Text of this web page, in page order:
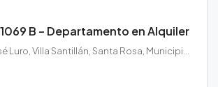
B – Departamento en Alquiler